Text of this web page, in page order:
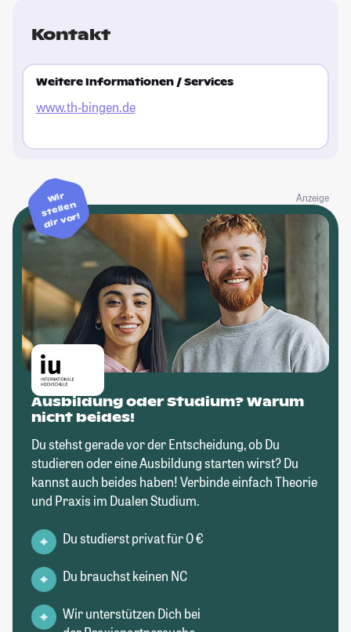
Kontakt
Weitere Informationen / Services
www.th-bingen.de
Anzeige
Wir
stellen
dir vor!
Ausbildung oder Studium? Warum
nicht beides!
Du stehst gerade vor der Entscheidung, ob Du
studieren oder eine Ausbildung starten wirst? Du
kannst auch beides haben! Verbinde einfach Theorie
und Praxis im Dualen Studium.
Du studierst privat für 0 €
Du brauchst keinen NC
Wir unterstützen Dich bei